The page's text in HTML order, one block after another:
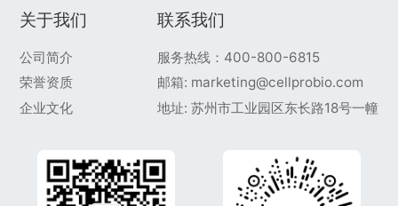
关于我们
公司简介
荣誉资质
企业文化
联系我们
服务热线：400-800-6815
邮箱: marketing@cellprobio.com
地址: 苏州市工业园区东长路18号一幢